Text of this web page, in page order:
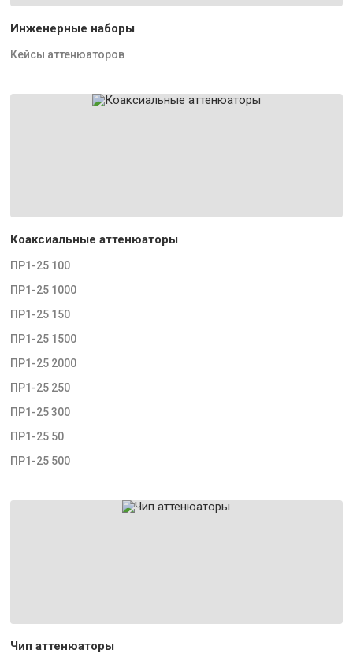
Инженерные наборы
Кейсы аттенюаторов
Коаксиальные аттенюаторы
ПР1-25 100
ПР1-25 1000
ПР1-25 150
ПР1-25 1500
ПР1-25 2000
ПР1-25 250
ПР1-25 300
ПР1-25 50
ПР1-25 500
Чип аттенюаторы